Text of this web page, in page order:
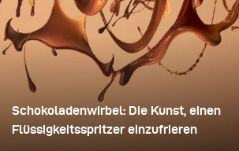
Schokoladenwirbel: Die Kunst, einen
Flüssigkeitsspritzer einzufrieren